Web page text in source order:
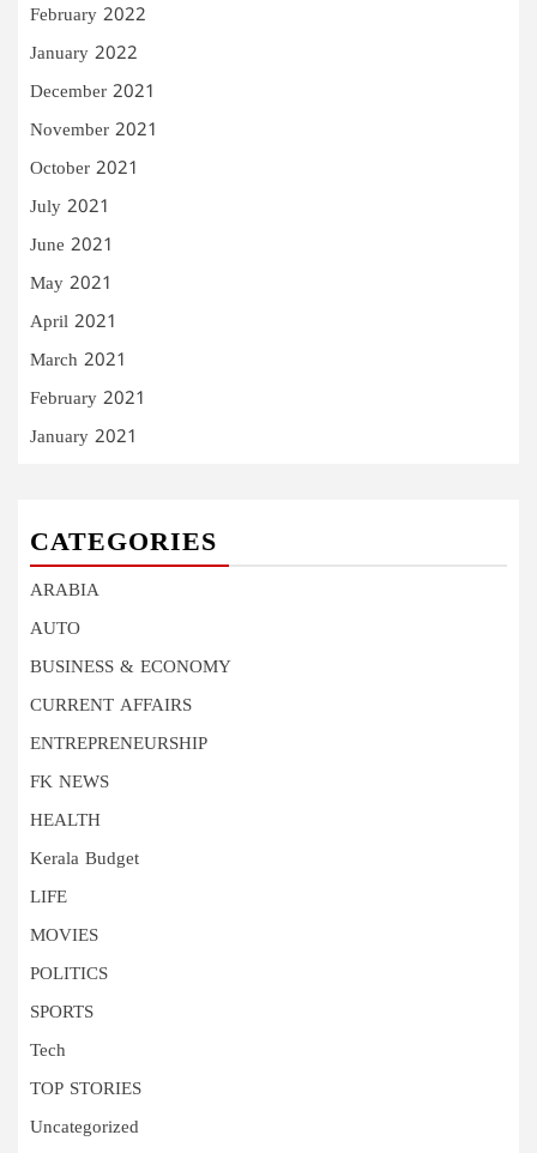
February 2022
January 2022
December 2021
November 2021
October 2021
July 2021
June 2021
May 2021
April 2021
March 2021
February 2021
January 2021
CATEGORIES
ARABIA
AUTO
BUSINESS & ECONOMY
CURRENT AFFAIRS
ENTREPRENEURSHIP
FK NEWS
HEALTH
Kerala Budget
LIFE
MOVIES
POLITICS
SPORTS
Tech
TOP STORIES
Uncategorized